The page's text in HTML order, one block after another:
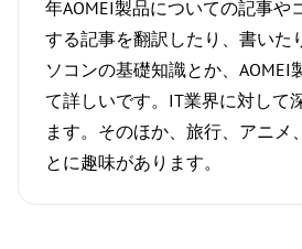
年AOMEI製品についての記事や
する記事を翻訳したり、書いた
ソコンの基礎知識とか、AOMEI
て詳しいです。IT業界に対して
ます。そのほか、旅行、アニメ
とに趣味があります。